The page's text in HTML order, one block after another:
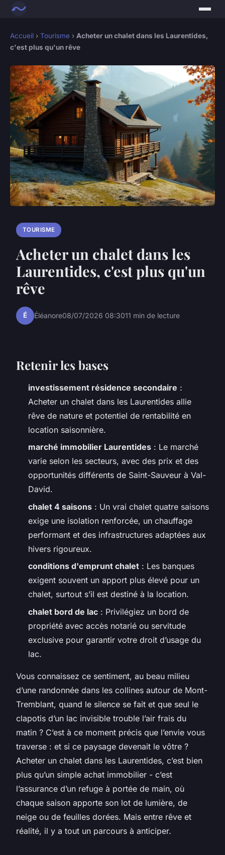
Accueil › Tourisme › Acheter un chalet dans les Laurentides,
c'est plus qu'un rêve
TOURISME
Acheter un chalet dans les
Laurentides, c'est plus qu'un
rêve
É Éléanore08/07/2026 08:3011 min de lecture
Retenir les bases
investissement résidence secondaire :
Acheter un chalet dans les Laurentides allie
rêve de nature et potentiel de rentabilité en
location saisonnière.
marché immobilier Laurentides : Le marché
varie selon les secteurs, avec des prix et des
opportunités différents de Saint-Sauveur à Val-
David.
chalet 4 saisons : Un vrai chalet quatre saisons
exige une isolation renforcée, un chauffage
performant et des infrastructures adaptées aux
hivers rigoureux.
conditions d'emprunt chalet : Les banques
exigent souvent un apport plus élevé pour un
chalet, surtout s’il est destiné à la location.
chalet bord de lac : Privilégiez un bord de
propriété avec accès notarié ou servitude
exclusive pour garantir votre droit d’usage du
lac.
Vous connaissez ce sentiment, au beau milieu
d’une randonnée dans les collines autour de Mont-
Tremblant, quand le silence se fait et que seul le
clapotis d’un lac invisible trouble l’air frais du
matin ? C’est à ce moment précis que l’envie vous
traverse : et si ce paysage devenait le vôtre ?
Acheter un chalet dans les Laurentides, c’est bien
plus qu’un simple achat immobilier - c’est
l’assurance d’un refuge à portée de main, où
chaque saison apporte son lot de lumière, de
neige ou de feuilles dorées. Mais entre rêve et
réalité, il y a tout un parcours à anticiper.